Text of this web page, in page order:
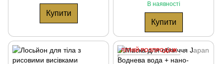
Купити
В наявності
Купити
ЛІТНІЙ РОЗПРОДАЖ